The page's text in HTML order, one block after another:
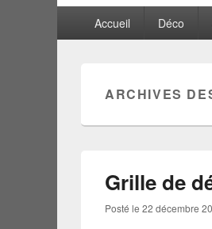
principalAccueil Déco
ARCHIVES
Grille de
Posté le 22 décembre